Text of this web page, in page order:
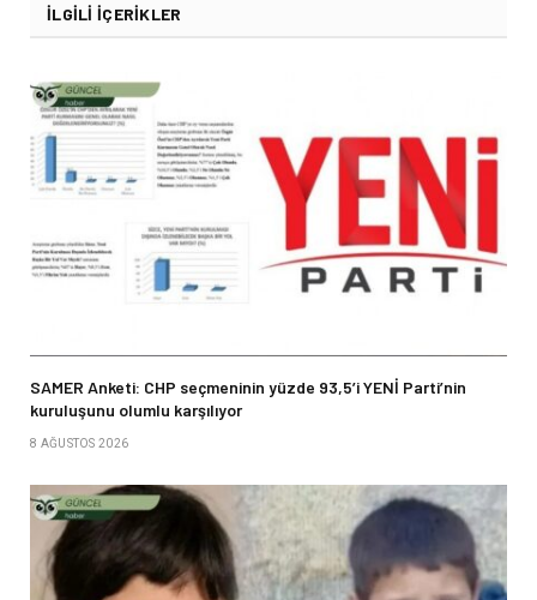
İLGILI İÇERIKLER
SAMER Anketi: CHP seçmeninin yüzde 93,5’i YENİ Parti’nin
kuruluşunu olumlu karşılıyor
8 AĞUSTOS 2026